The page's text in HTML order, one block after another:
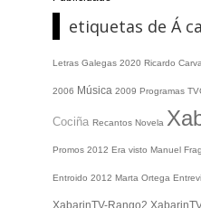
etiquetas de Á
Letras Galegas 2020 Ricardo
2006 Música 2009 Programas
Cociña Recantos Novela
Promos 2012 Era visto Manuel
Entroido 2012 Marta Ortega
XabarinTV-Rango2